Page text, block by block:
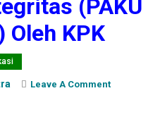
(PAKU
KPK
Leave A CommentOn